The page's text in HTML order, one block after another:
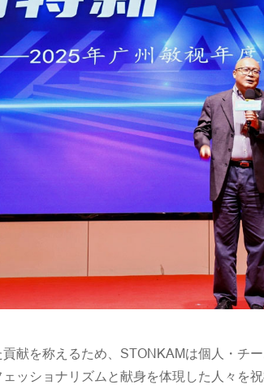
献を称えるため、STONKAMは個人・チ
ッショナリズムと献身を体現した人々を祝